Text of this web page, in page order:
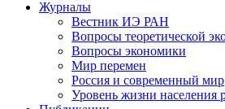
Журналы
Вестник ИЭ РАН
Вопросы теоретической
Вопросы экономики
Мир перемен
Россия и современный мир
Уровень жизни населения